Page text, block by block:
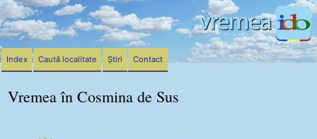
Vremea în Cosmina de Sus
Index Caută localitate Știri Contact